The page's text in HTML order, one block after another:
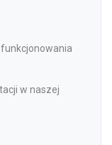
w naszej